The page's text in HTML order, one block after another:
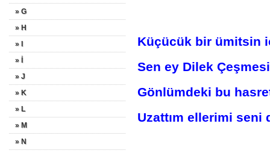
» G
» H
» I
» İ
» J
» K
» L
» M
» N
Küçücük bir ümitsin
Sen ey Dilek
Gönlümdeki bu
Uzattım ellerimi seni